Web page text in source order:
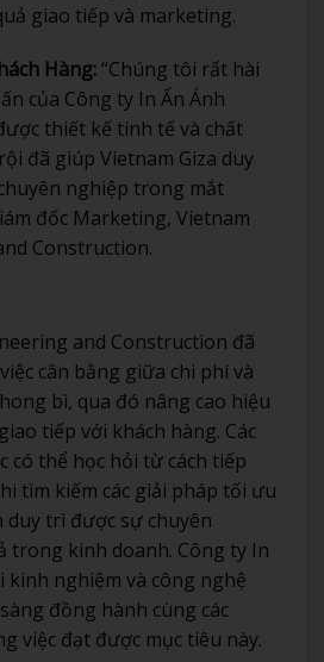
giao tiếp và marketing.
Hàng:“Chúng tôi rất hài
của Công ty In Ấn Ánh
thiết kế tinh tế và chất
đã giúp Vietnam Giza duy
nghiệp trong mắt
đốc Marketing, Vietnam
Construction.
and Construction đã
cân bằng giữa chi phí và
bì, qua đó nâng cao hiệu
tiếp với khách hàng. Các
có thể học hỏi từ cách tiếp
tìm kiếm các giải pháp tối ưu
duy trì được sự chuyên
trong kinh doanh. Công ty In
kinh nghiệm và công nghệ
đồng hành cùng các
việc đạt được mục tiêu này.